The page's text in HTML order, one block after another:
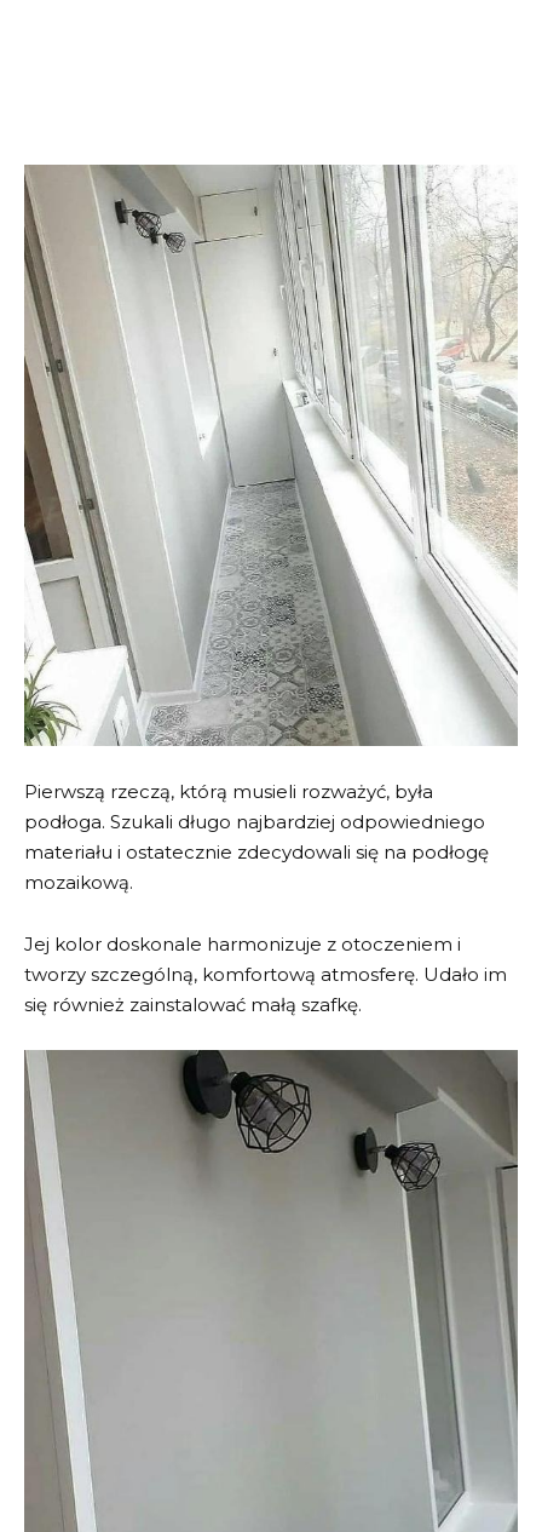
Pierwszą rzeczą, którą musieli rozważyć, była
podłoga. Szukali długo najbardziej odpowiedniego
materiału i ostatecznie zdecydowali się na podłogę
mozaikową.
Jej kolor doskonale harmonizuje z otoczeniem i
tworzy szczególną, komfortową atmosferę. Udało im
się również zainstalować małą szafkę.